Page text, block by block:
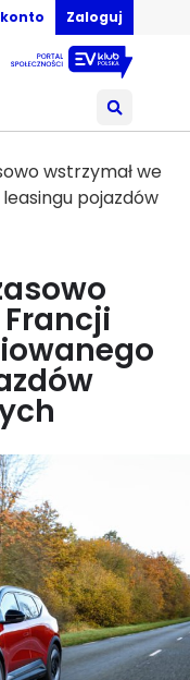
konto Zaloguj
wstrzymał we
pojazdów